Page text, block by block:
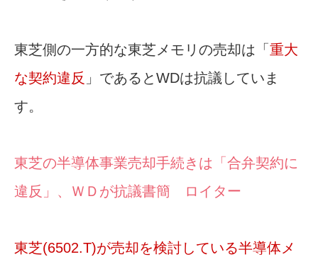
東芝側の一方的な東芝メモリの売却は「 重大
な契約違反 」であるとWDは抗議していま
す。
東芝の半導体事業売却手続きは「合弁契約に
違反」、ＷＤが抗議書簡 ロイター
東芝(6502.T)が売却を検討している半導体メ